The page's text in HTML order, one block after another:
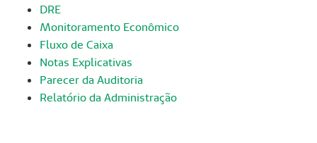
DRE
Monitoramento Econômico
Fluxo de Caixa
Notas Explicativas
Parecer da Auditoria
Relatório da Administração